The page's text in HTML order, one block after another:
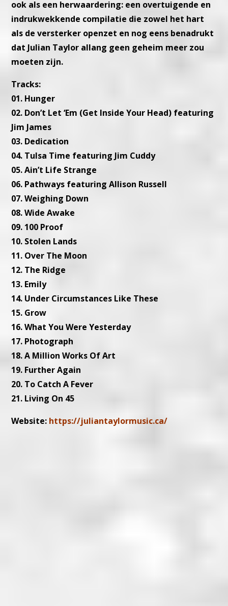
ook als een herwaardering: een overtuigende en
indrukwekkende compilatie die zowel het hart
als de versterker openzet en nog eens benadrukt
dat Julian Taylor allang geen geheim meer zou
moeten zijn.
Tracks:
01. Hunger
02. Don’t Let ‘Em (Get Inside Your Head) featuring
Jim James
03. Dedication
04. Tulsa Time featuring Jim Cuddy
05. Ain’t Life Strange
06. Pathways featuring Allison Russell
07. Weighing Down
08. Wide Awake
09. 100 Proof
10. Stolen Lands
11. Over The Moon
12. The Ridge
13. Emily
14. Under Circumstances Like These
15. Grow
16. What You Were Yesterday
17. Photograph
18. A Million Works Of Art
19. Further Again
20. To Catch A Fever
21. Living On 45
Website: https://juliantaylormusic.ca/